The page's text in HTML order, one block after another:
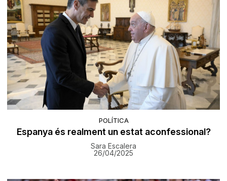
POLÍTICA
Espanya és realment un estat aconfessional?
Sara Escalera
26/04/2025